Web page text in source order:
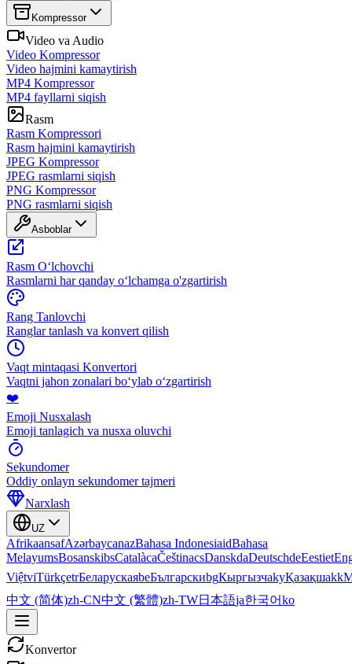
Kompressor
Video va Audio
Video Kompressor
Video hajmini kamaytirish
MP4 Kompressor
MP4 fayllarni siqish
Rasm
Rasm Kompressori
Rasm hajmini kamaytirish
JPEG Kompressor
JPEG rasmlarni siqish
PNG Kompressor
PNG rasmlarni siqish
Asboblar
Rasm Oʻlchovchi
Rasmlarni har qanday oʻlchamga o'zgartirish
Rang Tanlovchi
Ranglar tanlash va konvert qilish
Vaqt mintaqasi Konvertori
Vaqtni jahon zonalari boʻylab oʻzgartirish
❤️
Emoji Nusxalash
Emoji tanlagich va nusxa oluvchi
Sekundomer
Oddiy onlayn sekundomer tajmeri
Narxlash
UZ
AfrikaansafAzərbaycanazBahasa IndonesiaidBahasa
MelayumsBosanskibsCatalàcaČeštinacsDanskdaDeutschdeEestiet
ViệtviTürkçetrБеларускаяbeБългарскиbgКыргызчаkyҚазақшаkk
中文 (简体)zh-CN中文 (繁體)zh-TW日本語ja한국어ko
Konvertor